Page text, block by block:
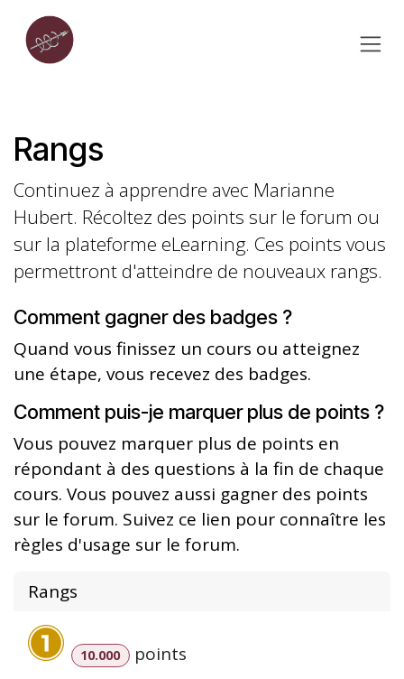
Se rendre au contenu
Rangs
Continuez à apprendre avec Marianne
Hubert. Récoltez des points sur le forum ou
sur la plateforme eLearning. Ces points vous
permettront d'atteindre de nouveaux rangs.
Comment gagner des badges ?
Quand vous finissez un cours ou atteignez
une étape, vous recevez des badges.
Comment puis-je marquer plus de points ?
Vous pouvez marquer plus de points en
répondant à des questions à la fin de chaque
cours. Vous pouvez aussi gagner des points
sur le forum. Suivez ce lien pour connaître les
règles d'usage sur le forum.
Rangs
10.000 points